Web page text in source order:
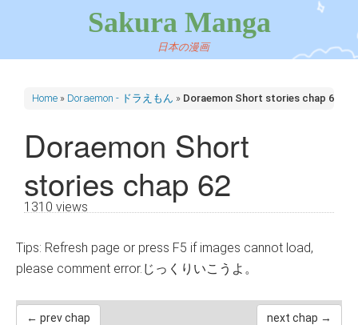
Sakura Manga
日本の漫画
Home » Doraemon - ドラえもん » Doraemon Short stories chap 62
Doraemon Short
stories chap 62
1310 views
Tips: Refresh page or press F5 if images cannot load,
please comment error.じっくりいこうよ。
← prev chap next chap →